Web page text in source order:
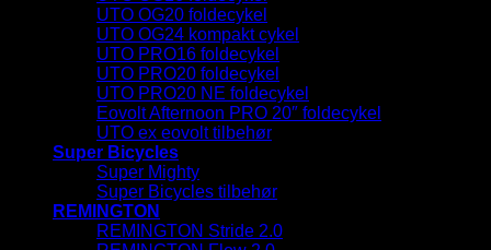
UTO OG20 foldecykel
UTO OG24 kompakt cykel
UTO PRO16 foldecykel
UTO PRO20 foldecykel
UTO PRO20 NE foldecykel
Eovolt Afternoon PRO 20″ foldecykel
UTO ex eovolt tilbehør
Super Bicycles
Super Mighty
Super Bicycles tilbehør
REMINGTON
REMINGTON Stride 2.0